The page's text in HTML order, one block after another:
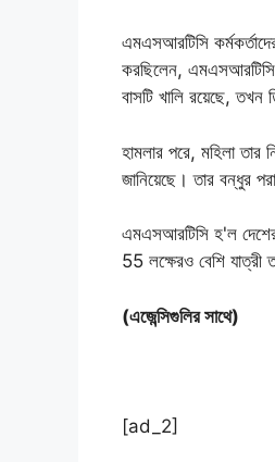
এমএসআরটিসি
করছিলেন, এমএসআরটিসি
বাসটি খালি রয়েছে, তখন
হামলার পরে, মহিলা তার
জানিয়েছে। তার বন্ধুর
এমএসআরটিসি হ'ল দেশের
55 লক্ষেরও বেশি যাত্রী
(এজেন্সিগুলির সাথে)
[ad_2]